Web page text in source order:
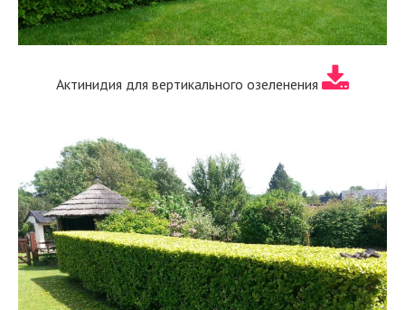
Актинидия для вертикального озеленения